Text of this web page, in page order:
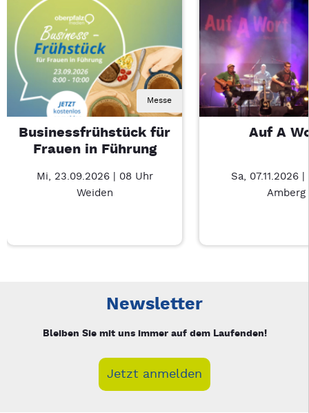
Messe
Businessfrühstück für
Frauen in Führung
Mi, 23.09.2026 | 08 Uhr
Weiden
Auf A
Sa, 07.11.2026
Amberg
Newsletter
Bleiben Sie mit uns immer auf dem Laufenden!
Jetzt anmelden